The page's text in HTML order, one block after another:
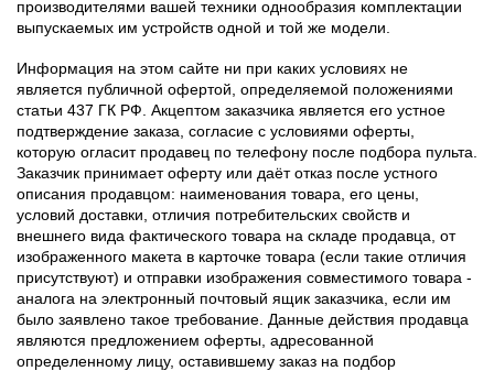
производителями вашей техники однообразия комплектации
выпускаемых им устройств одной и той же модели.
Информация на этом сайте ни при каких условиях не
является публичной офертой, определяемой положениями
статьи 437 ГК РФ. Акцептом заказчика является его устное
подтверждение заказа, согласие с условиями оферты,
которую огласит продавец по телефону после подбора пульта.
Заказчик принимает оферту или даёт отказ после устного
описания продавцом: наименования товара, его цены,
условий доставки, отличия потребительских свойств и
внешнего вида фактического товара на складе продавца, от
изображенного макета в карточке товара (если такие отличия
присутствуют) и отправки изображения совместимого товара -
аналога на электронный почтовый ящик заказчика, если им
было заявлено такое требование. Данные действия продавца
являются предложением оферты, адресованной
определенному лицу, оставившему заказ на подбор